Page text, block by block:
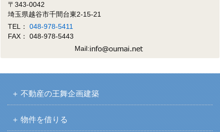
〒343-0042
埼玉県越谷市千間台東2-15-21
TEL：048-978-5411
FAX： 048-978-5443
Mail:
不動産の王舞企画建築
物件を借りる